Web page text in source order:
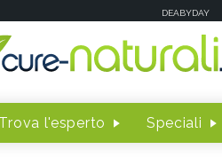
DEABYDAY
Trova l'esperto Speciali